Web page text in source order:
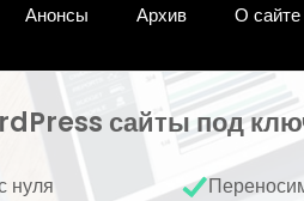
Анонсы Архив О
сайты под
нуля